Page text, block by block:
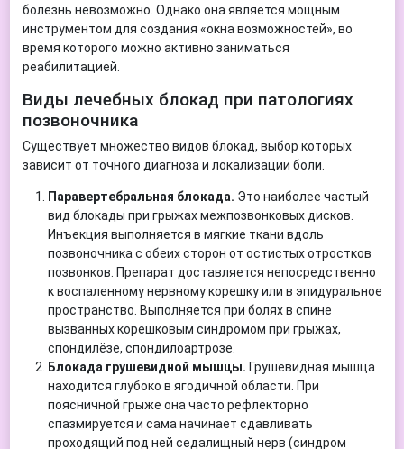
болезнь невозможно. Однако она является мощным
инструментом для создания «окна возможностей», во
время которого можно активно заниматься
реабилитацией.
Виды лечебных блокад при патологиях
позвоночника
Существует множество видов блокад, выбор которых
зависит от точного диагноза и локализации боли.
Паравертебральная блокада. Это наиболее частый
вид блокады при грыжах межпозвонковых дисков.
Инъекция выполняется в мягкие ткани вдоль
позвоночника с обеих сторон от остистых отростков
позвонков. Препарат доставляется непосредственно
к воспаленному нервному корешку или в эпидуральное
пространство. Выполняется при болях в спине
вызванных корешковым синдромом при грыжах,
спондилёзе, спондилоартрозе.
Блокада грушевидной мышцы. Грушевидная мышца
находится глубоко в ягодичной области. При
поясничной грыже она часто рефлекторно
спазмируется и сама начинает сдавливать
проходящий под ней седалищный нерв (синдром